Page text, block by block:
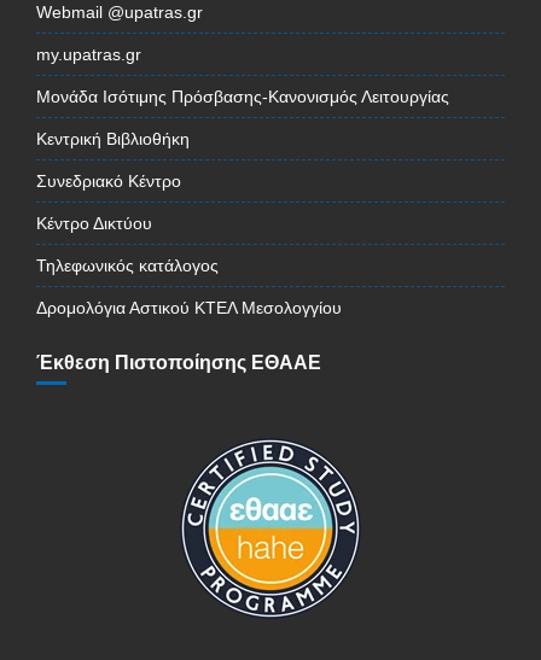
Webmail @upatras.gr
my.upatras.gr
Μονάδα Ισότιμης Πρόσβασης-Κανονισμός Λειτουργίας
Κεντρική Βιβλιοθήκη
Συνεδριακό Κέντρο
Κέντρο Δικτύου
Τηλεφωνικός κατάλογος
Δρομολόγια Αστικού ΚΤΕΛ Μεσολογγίου
Έκθεση Πιστοποίησης ΕΘΑΑΕ